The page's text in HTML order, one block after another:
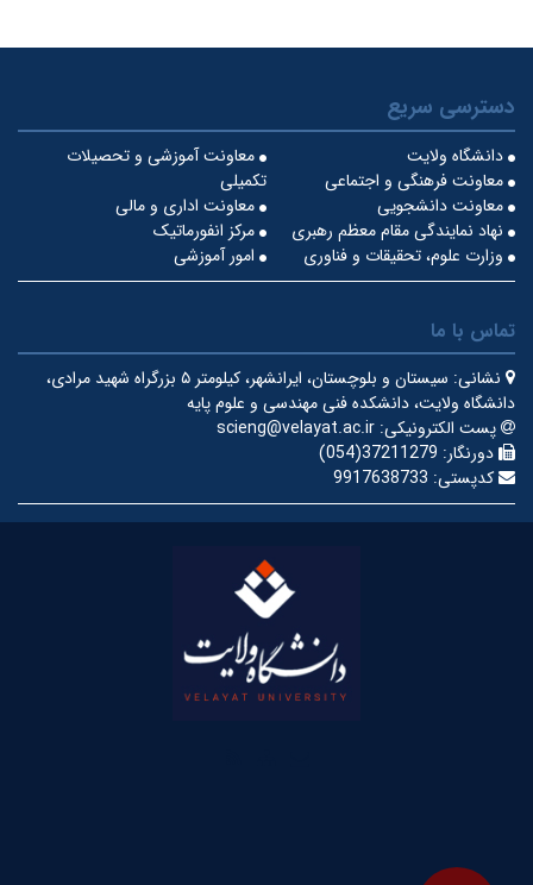
دسترسی سریع
معاونت آموزشی و تحصیلات
تکمیلی
دانشگاه ولایت
معاونت فرهنگی و اجتماعی
معاونت اداری و مالی
معاونت دانشجویی
مرکز انفورماتیک
نهاد نمایندگی مقام معظم رهبری
امور آموزشی
وزارت علوم، تحقیقات و فناوری
تماس با ما
نشانی:
سیستان و بلوچستان، ایرانشهر، کیلومتر ۵ بزرگراه شهید مرادی،
دانشگاه ولایت، دانشکده فنی مهندسی و علوم پایه
پست الکترونیکی: scieng@velayat.ac.ir
دورنگار: 37211279(054)
کدپستی: 9917638733